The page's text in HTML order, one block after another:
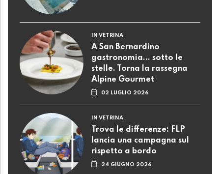
IN VETRINA
A San Bernardino
gastronomia... sotto le
stelle. Torna la rassegna
Alpine Gourmet
02 LUGLIO 2026
IN VETRINA
Trova le differenze: FLP
lancia una campagna sul
rispetto a bordo
24 GIUGNO 2026